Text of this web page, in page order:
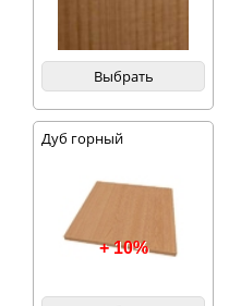
Выбрать
Дуб горный
+ 10%